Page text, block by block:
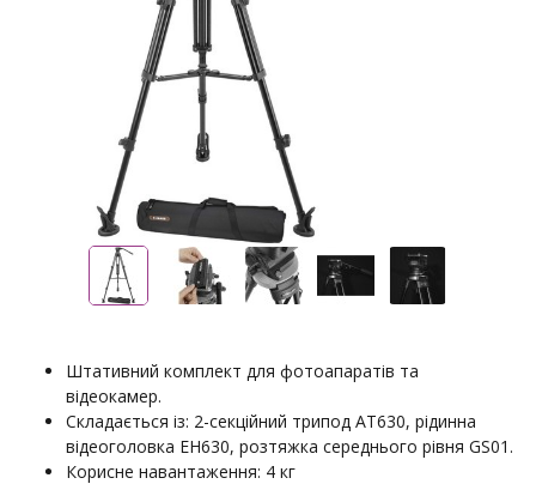
Штативний комплект для фотоапаратів та
відеокамер.
Складається із: 2-секційний трипод AT630, рідинна
відеоголовка EH630, розтяжка середнього рівня GS01.
Корисне навантаження: 4 кг